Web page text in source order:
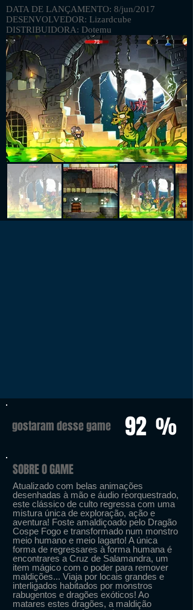
DATA DE LANÇAMENTO: 8/jun/2017
DESENVOLVEDOR: Lizardcube
DISTRIBUIDORA: Dotemu
gostaram desse game 92 %
SOBRE O GAME
Atualizado com belas animações
desenhadas à mão e áudio reorquestrado,
este clássico de culto regressa com uma
mistura única de exploração, ação e
aventura! Foste amaldiçoado pelo Dragão
Cospe Fogo e transformado num monstro
meio humano e meio lagarto! A única
forma de regressares à forma humana é
encontrares a Cruz de Salamandra, um
item mágico com o poder para remover
maldições... Viaja por locais grandes e
interligados habitados por monstros
rabugentos e dragões exóticos! Ao
matares estes dragões, a maldição